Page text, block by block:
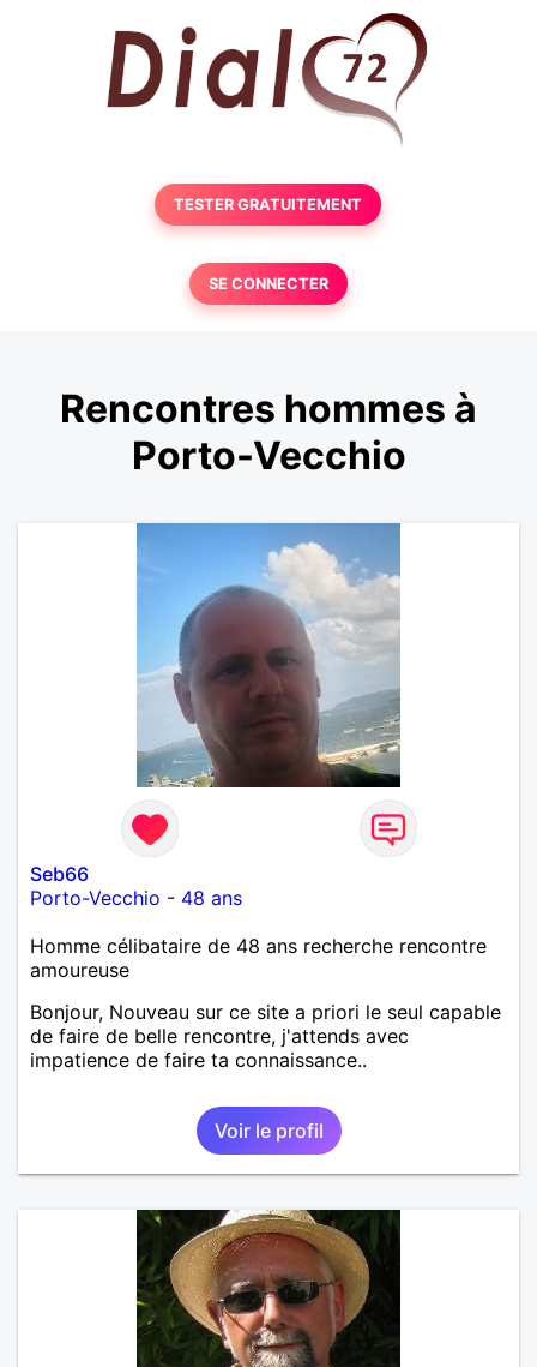
TESTER GRATUITEMENT
SE CONNECTER
Rencontres hommes à
Porto-Vecchio
Seb66
Porto-Vecchio - 48 ans
Homme célibataire de 48 ans recherche rencontre
amoureuse
Bonjour, Nouveau sur ce site a priori le seul capable
de faire de belle rencontre, j'attends avec
impatience de faire ta connaissance..
Voir le profil